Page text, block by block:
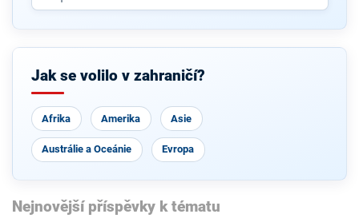
Jak se volilo v zahraničí?
Afrika Amerika Asie
Austrálie a Oceánie Evropa
Nejnovější příspěvky k tématu